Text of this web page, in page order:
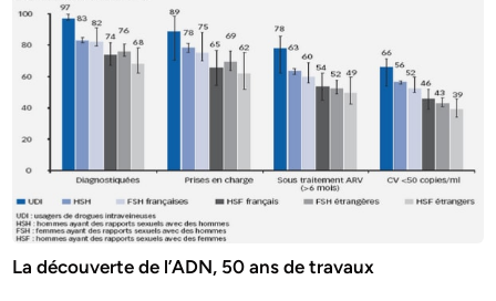
La découverte de l’ADN, 50 ans de travaux